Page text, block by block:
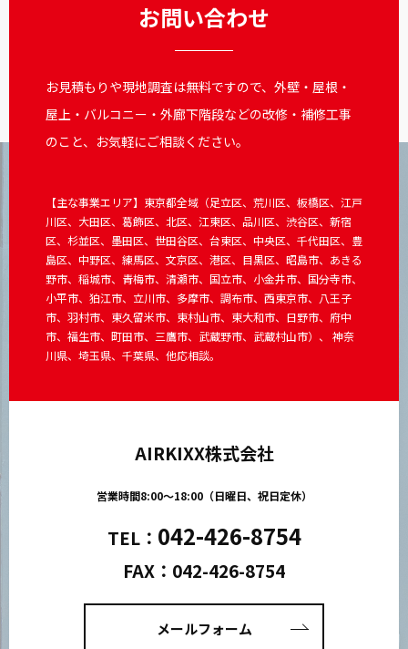
お問い合わせ
お見積もりや現地調査は無料ですので、外壁・屋根・
屋上・バルコニー・外廊下階段などの改修・補修工事
のこと、お気軽にご相談ください。
【主な事業エリア】東京都全域（足立区、荒川区、板橋区、江戸
川区、大田区、葛飾区、北区、江東区、品川区、渋谷区、新宿
区、杉並区、墨田区、世田谷区、台東区、中央区、千代田区、豊
島区、中野区、練馬区、文京区、港区、目黒区、昭島市、あきる
野市、稲城市、青梅市、清瀬市、国立市、小金井市、国分寺市、
小平市、狛江市、立川市、多摩市、調布市、西東京市、八王子
市、羽村市、東久留米市、東村山市、東大和市、日野市、府中
市、福生市、町田市、三鷹市、武蔵野市、武蔵村山市）、 神奈
川県、埼玉県、千葉県、他応相談。
AIRKIXX株式会社
営業時間8:00～18:00（日曜日、祝日定休）
TEL： 042-426-8754
FAX：042-426-8754
メールフォーム